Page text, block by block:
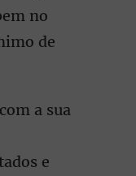
no
de
a sua
e